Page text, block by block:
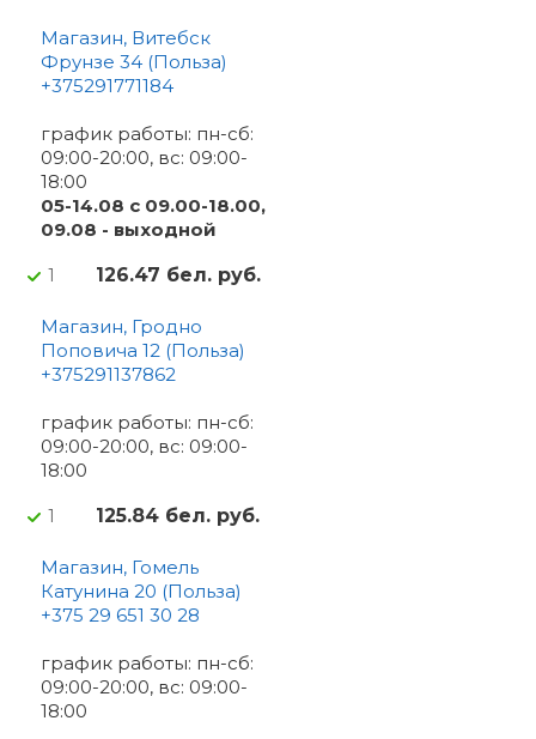
Магазин, Витебск
Фрунзе 34 (Польза)
+375291771184
график работы: пн-сб:
09:00-20:00, вс: 09:00-
18:00
05-14.08 с 09.00-18.00,
09.08 - выходной
1 126.47 бел. руб.
Магазин, Гродно
Поповича 12 (Польза)
+375291137862
график работы: пн-сб:
09:00-20:00, вс: 09:00-
18:00
1 125.84 бел. руб.
Магазин, Гомель
Катунина 20 (Польза)
+375 29 651 30 28
график работы: пн-сб:
09:00-20:00, вс: 09:00-
18:00